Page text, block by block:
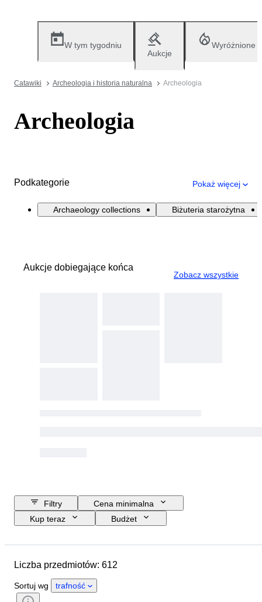
W tym tygodniu
Aukcje
Wyróżnione
Catawiki Archeologia i historia naturalna Archeologia
Archeologia
Podkategorie Pokaż więcej
Archaeology collections Biżuteria starożytna
Aukcje dobiegające końca
Zobacz wszystkie
Filtry
Cena minimalna
Kup teraz
Budżet
Przedmiot
Kraj pochodzenia
Materiał
Okres
Liczba przedmiotów: 612
Sortuj wg trafność